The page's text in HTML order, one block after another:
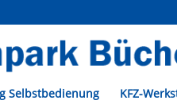
Selbstbedienung KFZ-